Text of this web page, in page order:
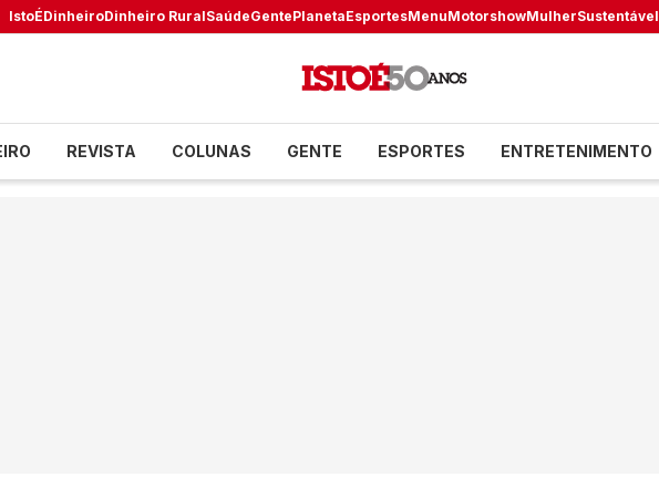
IstoÉDinheiroDinheiro RuralSaúdeGentePlanetaEsportesMenuMotorshowMulherSustentável
REVISTA COLUNAS GENTE ESPORTES ENTRETENIMENTO